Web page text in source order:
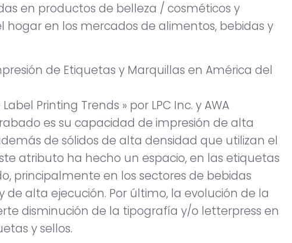
en productos de belleza / cosméticos y
hogar en los mercados de alimentos, bebidas y
de Etiquetas y Marquillas en América del
Printing Trends » por LPC Inc. y AWA
es su capacidad de impresión de alta
de sólidos de alta densidad que utilizan el
atributo ha hecho un espacio, en las etiquetas
principalmente en los sectores de bebidas
de alta ejecución. Por último, la evolución de la
disminución de la tipografía y/o letterpress en
y sellos.